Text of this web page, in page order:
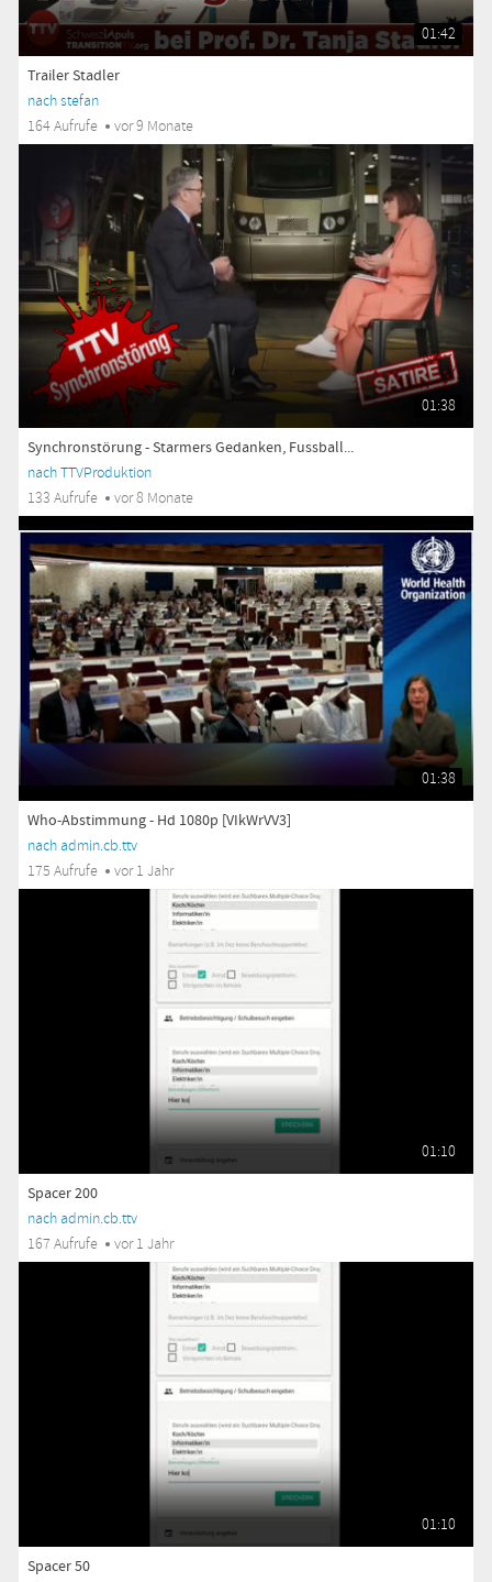
01:42
Trailer Stadler
nach stefan
164 Aufrufe
vor 9 Monate
01:38
Synchronstörung - Starmers Gedanken, Fussball...
nach TTVProduktion
133 Aufrufe
vor 8 Monate
01:38
Who-Abstimmung - Hd 1080p [VIkWrVV3]
nach admin.cb.ttv
175 Aufrufe
vor 1 Jahr
01:10
Spacer 200
nach admin.cb.ttv
167 Aufrufe
vor 1 Jahr
01:10
Spacer 50